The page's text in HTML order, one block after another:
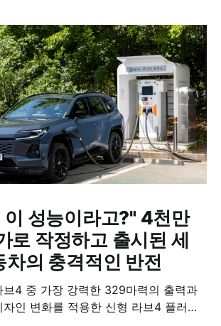
이 성능이라고?" 4천만
로 작정하고 출시된 세
차의 충격적인 반전
브4 중 가장 강력한 329마력의 출력과
인 변화를 적용한 신형 라브4 플러그